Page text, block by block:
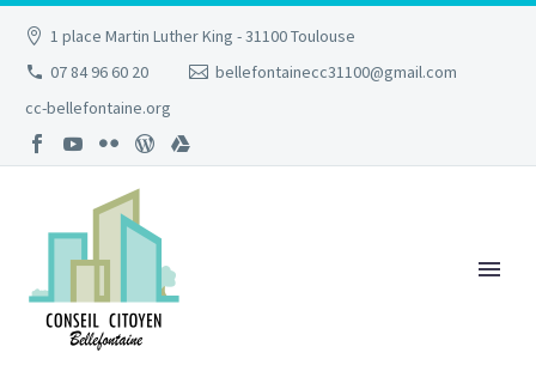
1 place Martin Luther King - 31100 Toulouse
07 84 96 60 20
bellefontainecc31100@gmail.com
cc-bellefontaine.org